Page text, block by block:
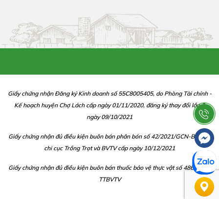
Giấy chứng nhận Đăng ký Kinh doanh số 55C8005405, do Phòng Tài chính -
Kế hoạch huyện Chợ Lách cấp ngày 01/11/2020, đăng ký thay đổi lần 2
ngày 09/10/2021
Giấy chứng nhận đủ điều kiện buôn bán phân bón số 42/2021/GCN-BBP do
chi cục Trồng Trọt và BVTV cấp ngày 10/12/2021
Giấy chứng nhận đủ điều kiện buôn bán thuốc bảo vệ thực vật số 486/CGN-
TTBVTV